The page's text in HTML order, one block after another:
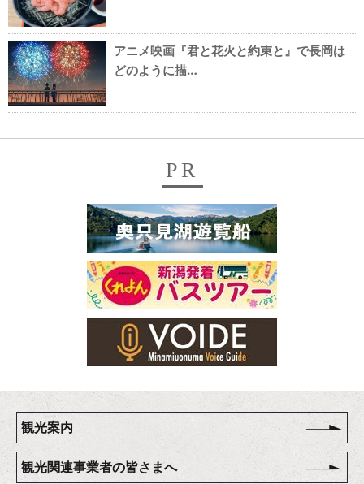
アニメ映画『君と花火と約束と』で長岡は
どのように描…
PR
観光案内
観光関連事業者の皆さまへ